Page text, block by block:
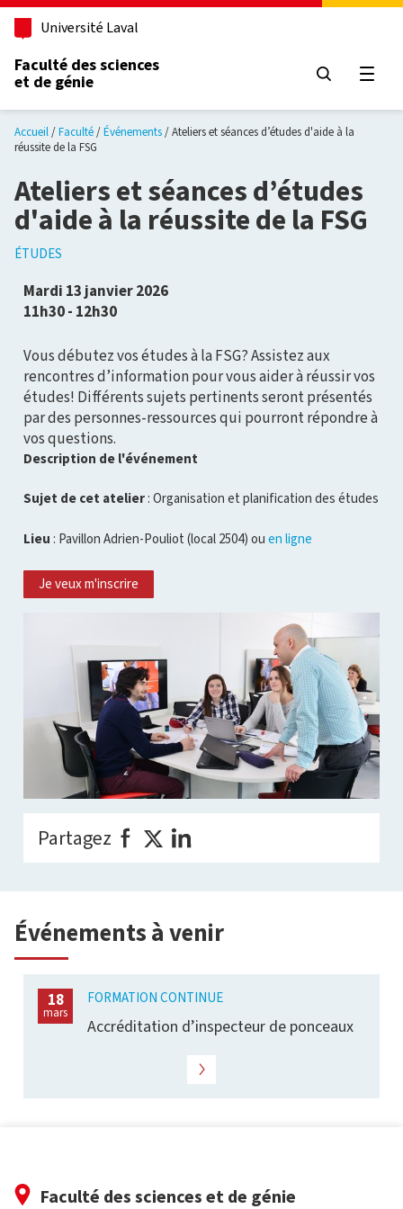
Aller au contenu principal
Université Laval
Faculté des sciences
et de génie
Accueil Faculté Événements
Ateliers et séances d’études d'aide à la
réussite de la FSG
Ateliers et séances d’études
d'aide à la réussite de la FSG
ÉTUDES
Mardi 13 janvier 2026
11h30 - 12h30
Vous débutez vos études à la FSG? Assistez aux
rencontres d’information pour vous aider à réussir vos
études! Différents sujets pertinents seront présentés
par des personnes-ressources qui pourront répondre à
vos questions.
Description de l'événement
Sujet de cet atelier : Organisation et planification des études
Lieu : Pavillon Adrien-Pouliot (local 2504) ou en ligne
Je veux m'inscrire
Partagez
Événements à venir
18
mars
FORMATION CONTINUE
Accréditation d’inspecteur de ponceaux
Faculté des sciences et de génie